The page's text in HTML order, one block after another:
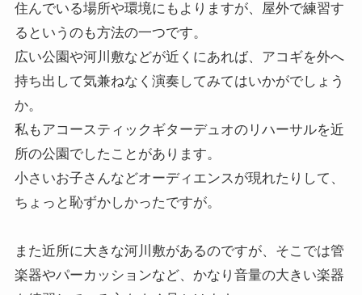
住んでいる場所や環境にもよりますが、屋外で練習す
るというのも方法の一つです。
広い公園や河川敷などが近くにあれば、アコギを外へ
持ち出して気兼ねなく演奏してみてはいかがでしょう
か。
私もアコースティックギターデュオのリハーサルを近
所の公園でしたことがあります。
小さいお子さんなどオーディエンスが現れたりして、
ちょっと恥ずかしかったですが。
また近所に大きな河川敷があるのですが、そこでは管
楽器やパーカッションなど、かなり音量の大きい楽器